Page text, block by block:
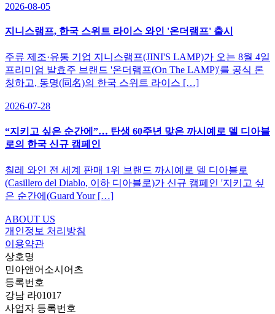
2026-08-05
지니스램프, 한국 스위트 라이스 와인 '온더램프' 출시
주류 제조·유통 기업 지니스램프(JINI'S LAMP)가 오는 8월 4일
프리미엄 발효주 브랜드 '온더램프(On The LAMP)'를 공식 론
칭하고, 동명(同名)의 한국 스위트 라이스 […]
2026-07-28
“지키고 싶은 순간에”… 탄생 60주년 맞은 까시예로 델 디아블
로의 한국 신규 캠페인
칠레 와인 전 세계 판매 1위 브랜드 까시예로 델 디아블로
(Casillero del Diablo, 이하 디아블로)가 신규 캠페인 '지키고 싶
은 순간에(Guard Your […]
ABOUT US
개인정보 처리방침
이용약관
상호명
민아앤어소시어츠
등록번호
강남 라01017
사업자 등록번호